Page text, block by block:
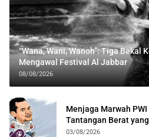
“Wana, Wani, Wanoh”: Tiga Bekal
Mengawal Festival Al Jabbar
08/08/2026
Menjaga Marwah
Tantangan Berat
Lintas Generasi
03/08/2026